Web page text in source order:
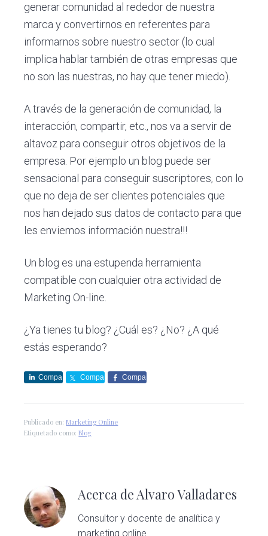
generar comunidad al rededor de nuestra
marca y convertirnos en referentes para
informarnos sobre nuestro sector (lo cual
implica hablar también de otras empresas que
no son las nuestras, no hay que tener miedo).
A través de la generación de comunidad, la
interacción, compartir, etc., nos va a servir de
altavoz para conseguir otros objetivos de la
empresa. Por ejemplo un blog puede ser
sensacional para conseguir suscriptores, con lo
que no deja de ser clientes potenciales que
nos han dejado sus datos de contacto para que
les enviemos información nuestra!!!
Un blog es una estupenda herramienta
compatible con cualquier otra actividad de
Marketing On-line.
¿Ya tienes tu blog? ¿Cuál es? ¿No? ¿A qué
estás esperando?
Compa
Compa
Compa
Publicado en:Marketing Online
Etiquetado como:Blog
Acerca de Alvaro Valladares
Consultor y docente de analítica y
marketing online.